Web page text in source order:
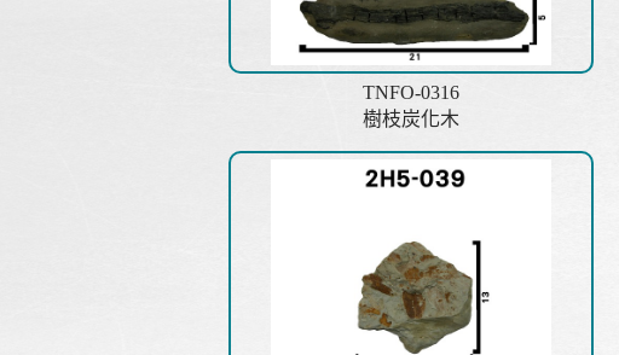
TNFO-0316
樹枝炭化木